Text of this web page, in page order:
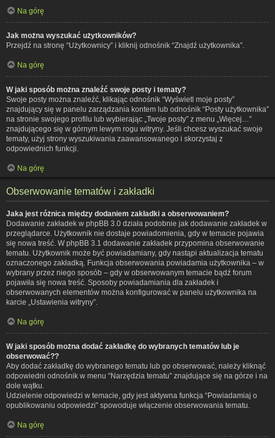
Na górę
Jak można wyszukać użytkowników?
Przejdź na stronę “Użytkownicy” i kliknij odnośnik “Znajdź użytkownika”.
Na górę
W jaki sposób można znaleźć swoje posty i tematy?
Swoje posty można znaleźć, klikając odnośnik “Wyświetl moje posty”
znajdujący się w panelu zarządzania kontem lub odnośnik “Posty użytkownika”
na stronie swojego profilu lub wybierając „Twoje posty” z menu „Więcej…”
znajdującego się w górnym lewym rogu witryny. Jeśli chcesz wyszukać swoje
tematy, użyj strony wyszukiwania zaawansowanego i skorzystaj z
odpowiednich funkcji.
Na górę
Obserwowanie tematów i zakładki
Jaka jest różnica między dodaniem zakładki a obserwowaniem?
Dodawanie zakładek w phpBB 3.0 działa podobnie jak dodawanie zakładek w
przeglądarce. Użytkownik nie dostaje powiadomienia, gdy w temacie pojawia
się nowa treść. W phpBB 3.1 dodawanie zakładek przypomina obserwowanie
tematu. Użytkownik może być powiadamiany, gdy nastąpi aktualizacja tematu
oznaczonego zakładką. Funkcja obserwowania powiadamia użytkownika – w
wybrany przez niego sposób – gdy w obserwowanym temacie bądź forum
pojawiła się nowa treść. Sposoby powiadamiania dla zakładek i
obserwowanych elementów można konfigurować w panelu użytkownika na
karcie „Ustawienia witryny”.
Na górę
W jaki sposób można dodać zakładkę do wybranych tematów lub je
obserwować??
Aby dodać zakładkę do wybranego tematu lub go obserwować, należy kliknąć
odpowiedni odnośnik w menu “Narzędzia tematu” znajdujące się na górze i na
dole wątku.
Udzielenie odpowiedzi w temacie, gdy jest aktywna funkcja “Powiadamiaj o
opublikowaniu odpowiedzi” spowoduje włączenie obserwowania tematu.
Na górę